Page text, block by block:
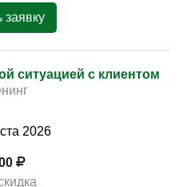
заявку
ситуацией с клиентом
2026